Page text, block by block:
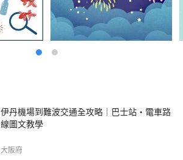
伊丹機場到難波交通全攻略｜巴士站・電車路
線圖文教學
大阪府